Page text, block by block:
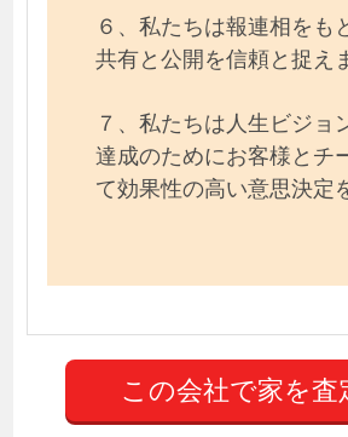
６、私たちは報連相をも
共有と公開を信頼と捉え
７、私たちは人生ビジョ
達成のためにお客様とチ
て効果性の高い意思決定